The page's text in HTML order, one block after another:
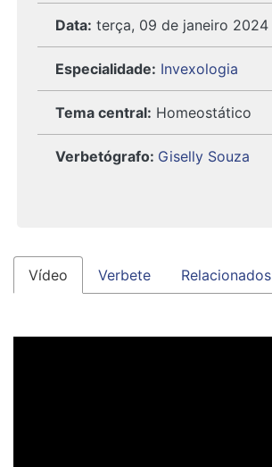
Data: terça, 09 de janeiro 2024
Especialidade: Invexologia
Tema central: Homeostático
Verbetógrafo: Giselly Souza
Vídeo Verbete Relacionados